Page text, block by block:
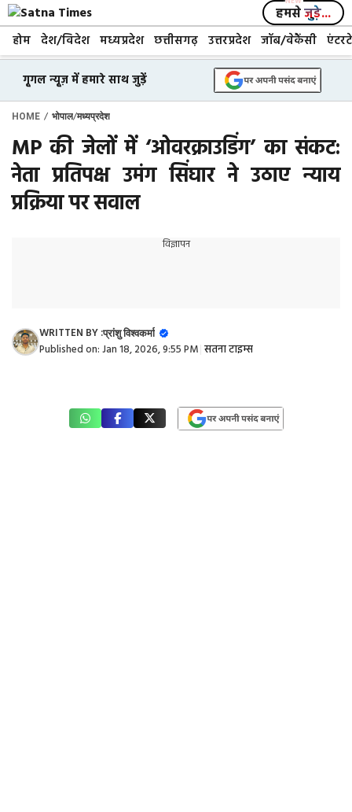
Skip
to
content
हमसेजुड़े...
होम देश/विदेश मध्यप्रदेश छत्तीसगढ़ उत्तरप्रदेश जॉब/वेकैंसी
गूगल न्यूज़ में हमारे साथ जुड़ें
HOME / भोपाल/मध्यप्रदेश
MP की जेलों में ‘ओवरक्राउडिंग’ का संकट:
नेता प्रतिपक्ष उमंग सिंघार ने उठाए न्याय
प्रक्रिया पर सवाल
विज्ञापन
WRITTEN BY :प्रांशु विश्वकर्मा
Published on:Jan 18, 2026, 9:55 PM सतना टाइम्स